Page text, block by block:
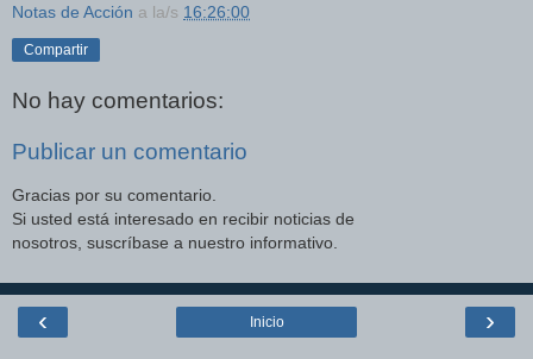
Notas de Acción a la/s 16:26:00
Compartir
No hay comentarios:
Publicar un comentario
Gracias por su comentario.
Si usted está interesado en recibir noticias de
nosotros, suscríbase a nuestro informativo.
‹ ›
Inicio